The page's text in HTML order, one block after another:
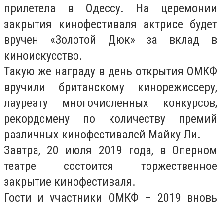
прилетела в Одессу. На церемонии
закрытия кинофестиваля актрисе будет
вручен «Золотой Дюк» за вклад в
киноискусство.
Такую же награду в день открытия ОМКФ
вручили британскому кинорежиссеру,
лауреату многочисленных конкурсов,
рекордсмену по количеству премий
различных кинофестивалей Майку Ли.
Завтра, 20 июля 2019 года, в Оперном
театре состоится торжественное
закрытие кинофестиваля.
Гости и участники ОМКФ – 2019 вновь